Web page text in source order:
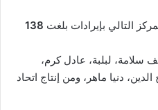
التالي بإيرادات بلغت 138
سلامة، لبلبة، عادل كرم،
دنيا ماهر، ومن إنتاج اتحاد